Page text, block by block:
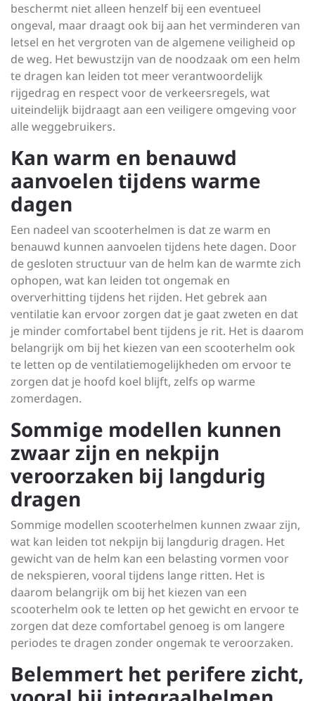
beschermt niet alleen henzelf bij een eventueel
ongeval, maar draagt ook bij aan het verminderen van
letsel en het vergroten van de algemene veiligheid op
de weg. Het bewustzijn van de noodzaak om een helm
te dragen kan leiden tot meer verantwoordelijk
rijgedrag en respect voor de verkeersregels, wat
uiteindelijk bijdraagt aan een veiligere omgeving voor
alle weggebruikers.
Kan warm en benauwd
aanvoelen tijdens warme
dagen
Een nadeel van scooterhelmen is dat ze warm en
benauwd kunnen aanvoelen tijdens hete dagen. Door
de gesloten structuur van de helm kan de warmte zich
ophopen, wat kan leiden tot ongemak en
oververhitting tijdens het rijden. Het gebrek aan
ventilatie kan ervoor zorgen dat je gaat zweten en dat
je minder comfortabel bent tijdens je rit. Het is daarom
belangrijk om bij het kiezen van een scooterhelm ook
te letten op de ventilatiemogelijkheden om ervoor te
zorgen dat je hoofd koel blijft, zelfs op warme
zomerdagen.
Sommige modellen kunnen
zwaar zijn en nekpijn
veroorzaken bij langdurig
dragen
Sommige modellen scooterhelmen kunnen zwaar zijn,
wat kan leiden tot nekpijn bij langdurig dragen. Het
gewicht van de helm kan een belasting vormen voor
de nekspieren, vooral tijdens lange ritten. Het is
daarom belangrijk om bij het kiezen van een
scooterhelm ook te letten op het gewicht en ervoor te
zorgen dat deze comfortabel genoeg is om langere
periodes te dragen zonder ongemak te veroorzaken.
Belemmert het perifere zicht,